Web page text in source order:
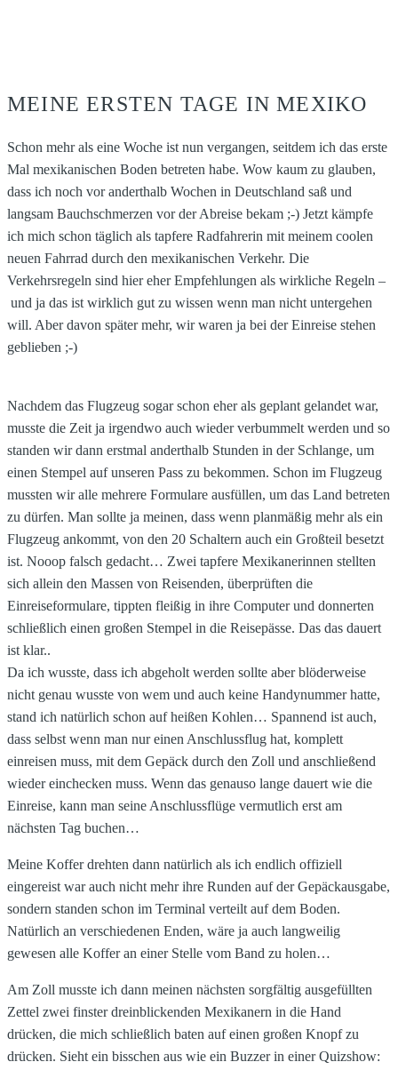
MEINE ERSTEN TAGE IN MEXIKO
Schon mehr als eine Woche ist nun vergangen, seitdem ich das erste
Mal mexikanischen Boden betreten habe. Wow kaum zu glauben,
dass ich noch vor anderthalb Wochen in Deutschland saß und
langsam Bauchschmerzen vor der Abreise bekam ;-) Jetzt kämpfe
ich mich schon täglich als tapfere Radfahrerin mit meinem coolen
neuen Fahrrad durch den mexikanischen Verkehr. Die
Verkehrsregeln sind hier eher Empfehlungen als wirkliche Regeln –
und ja das ist wirklich gut zu wissen wenn man nicht untergehen
will. Aber davon später mehr, wir waren ja bei der Einreise stehen
geblieben ;-)
Nachdem das Flugzeug sogar schon eher als geplant gelandet war,
musste die Zeit ja irgendwo auch wieder verbummelt werden und so
standen wir dann erstmal anderthalb Stunden in der Schlange, um
einen Stempel auf unseren Pass zu bekommen. Schon im Flugzeug
mussten wir alle mehrere Formulare ausfüllen, um das Land betreten
zu dürfen. Man sollte ja meinen, dass wenn planmäßig mehr als ein
Flugzeug ankommt, von den 20 Schaltern auch ein Großteil besetzt
ist. Nooop falsch gedacht… Zwei tapfere Mexikanerinnen stellten
sich allein den Massen von Reisenden, überprüften die
Einreiseformulare, tippten fleißig in ihre Computer und donnerten
schließlich einen großen Stempel in die Reisepässe. Das das dauert
ist klar..
Da ich wusste, dass ich abgeholt werden sollte aber blöderweise
nicht genau wusste von wem und auch keine Handynummer hatte,
stand ich natürlich schon auf heißen Kohlen… Spannend ist auch,
dass selbst wenn man nur einen Anschlussflug hat, komplett
einreisen muss, mit dem Gepäck durch den Zoll und anschließend
wieder einchecken muss. Wenn das genauso lange dauert wie die
Einreise, kann man seine Anschlussflüge vermutlich erst am
nächsten Tag buchen…
Meine Koffer drehten dann natürlich als ich endlich offiziell
eingereist war auch nicht mehr ihre Runden auf der Gepäckausgabe,
sondern standen schon im Terminal verteilt auf dem Boden.
Natürlich an verschiedenen Enden, wäre ja auch langweilig
gewesen alle Koffer an einer Stelle vom Band zu holen…
Am Zoll musste ich dann meinen nächsten sorgfältig ausgefüllten
Zettel zwei finster dreinblickenden Mexikanern in die Hand
drücken, die mich schließlich baten auf einen großen Knopf zu
drücken. Sieht ein bisschen aus wie ein Buzzer in einer Quizshow: